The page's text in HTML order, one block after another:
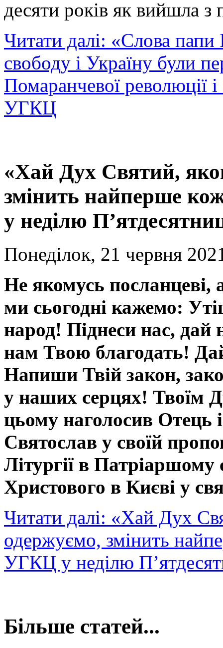
десяти років як вийшла з
Читати далі: «Слова
свободу і Україну були
Помаранчевої революції
УГКЦ
«Хай Дух Святий,
змінить найперше
у неділю
Понеділок, 21 червня
Не якомусь посланцеві,
ми сьогодні кажемо:
народ! Піднеси нас,
нам Твою благодать!
Напиши Твій закон,
у наших серцях! Твоїм
цьому наголосив
Святослав у своїй
Літургії в Патріаршому
Христового в Києві у
Читати далі: «Хай Дух
одержуємо, змінить
УГКЦ у неділю
Більше статей...